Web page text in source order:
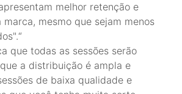
melhor retenção e
marca, mesmo que sejam menos
que todas as sessões serão
a distribuição é ampla e
de baixa qualidade e